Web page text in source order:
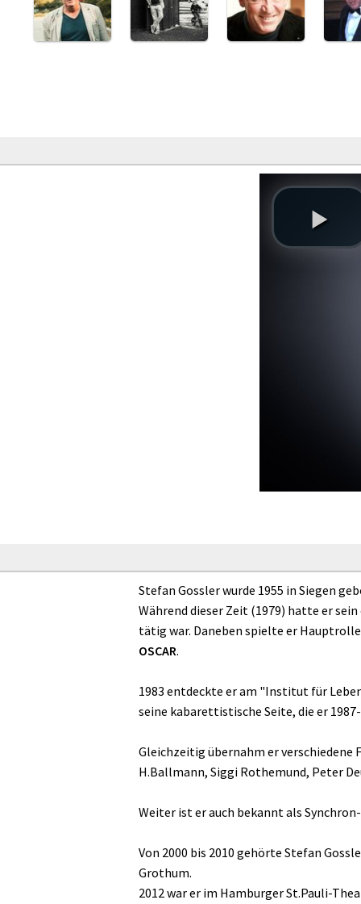
Stefan Gossler wurde 1955 in Siegen
Während dieser Zeit (1979) hatte er
tätig war. Daneben spielte er
OSCAR.
1983 entdeckte er am "Institut für
seine kabarettistische Seite, die er
Gleichzeitig übernahm er verschiedene
H.Ballmann, Siggi Rothemund, Peter
Weiter ist er auch bekannt als
Von 2000 bis 2010 gehörte Stefan
Grothum.
2012 war er im Hamburger St.Pauli-